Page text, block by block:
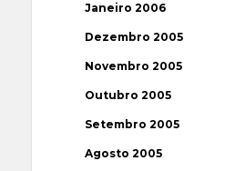
Janeiro 2006
Dezembro 2005
Novembro 2005
Outubro 2005
Setembro 2005
Agosto 2005